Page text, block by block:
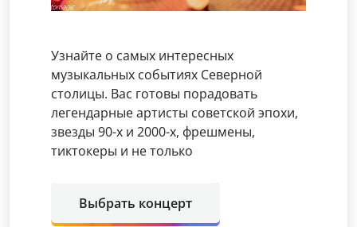
Узнайте о самых интересных
музыкальных событиях Северной
столицы. Вас готовы порадовать
легендарные артисты советской эпохи,
звезды 90-х и 2000-х, фрешмены,
тиктокеры и не только
Выбрать концерт